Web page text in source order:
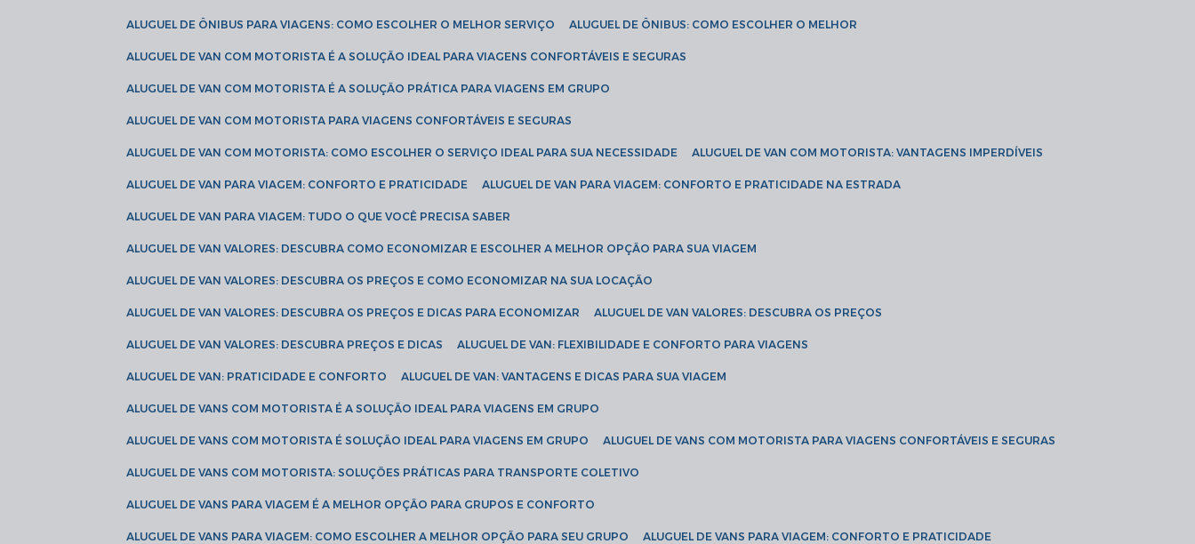
ALUGUEL DE ÔNIBUS PARA VIAGENS: COMO ESCOLHER O MELHOR SERVIÇO ALUGUEL DE ÔNIBUS: COMO ESCOLHER O MELHOR
ALUGUEL DE VAN COM MOTORISTA É A SOLUÇÃO IDEAL PARA VIAGENS CONFORTÁVEIS E SEGURAS
ALUGUEL DE VAN COM MOTORISTA É A SOLUÇÃO PRÁTICA PARA VIAGENS EM GRUPO
ALUGUEL DE VAN COM MOTORISTA PARA VIAGENS CONFORTÁVEIS E SEGURAS
ALUGUEL DE VAN COM MOTORISTA: COMO ESCOLHER O SERVIÇO IDEAL PARA SUA NECESSIDADE ALUGUEL DE VAN COM MOTORISTA: VANTAGENS IMPERDÍVEIS
ALUGUEL DE VAN PARA VIAGEM: CONFORTO E PRATICIDADE ALUGUEL DE VAN PARA VIAGEM: CONFORTO E PRATICIDADE NA ESTRADA
ALUGUEL DE VAN PARA VIAGEM: TUDO O QUE VOCÊ PRECISA SABER
ALUGUEL DE VAN VALORES: DESCUBRA COMO ECONOMIZAR E ESCOLHER A MELHOR OPÇÃO PARA SUA VIAGEM
ALUGUEL DE VAN VALORES: DESCUBRA OS PREÇOS E COMO ECONOMIZAR NA SUA LOCAÇÃO
ALUGUEL DE VAN VALORES: DESCUBRA OS PREÇOS E DICAS PARA ECONOMIZAR ALUGUEL DE VAN VALORES: DESCUBRA OS PREÇOS
ALUGUEL DE VAN VALORES: DESCUBRA PREÇOS E DICAS ALUGUEL DE VAN: FLEXIBILIDADE E CONFORTO PARA VIAGENS
ALUGUEL DE VAN: PRATICIDADE E CONFORTO ALUGUEL DE VAN: VANTAGENS E DICAS PARA SUA VIAGEM
ALUGUEL DE VANS COM MOTORISTA É A SOLUÇÃO IDEAL PARA VIAGENS EM GRUPO
ALUGUEL DE VANS COM MOTORISTA É SOLUÇÃO IDEAL PARA VIAGENS EM GRUPO ALUGUEL DE VANS COM MOTORISTA PARA VIAGENS CONFORTÁVEIS E SEGURAS
ALUGUEL DE VANS COM MOTORISTA: SOLUÇÕES PRÁTICAS PARA TRANSPORTE COLETIVO
ALUGUEL DE VANS PARA VIAGEM É A MELHOR OPÇÃO PARA GRUPOS E CONFORTO
ALUGUEL DE VANS PARA VIAGEM: COMO ESCOLHER A MELHOR OPÇÃO PARA SEU GRUPO ALUGUEL DE VANS PARA VIAGEM: CONFORTO E PRATICIDADE